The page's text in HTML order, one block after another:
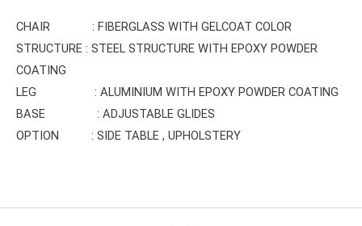
CHAIR : FIBERGLASS WITH GELCOAT COLOR
STRUCTURE : STEEL STRUCTURE WITH EPOXY POWDER
COATING
LEG : ALUMINIUM WITH EPOXY POWDER COATING
BASE : ADJUSTABLE GLIDES
OPTION : SIDE TABLE , UPHOLSTERY